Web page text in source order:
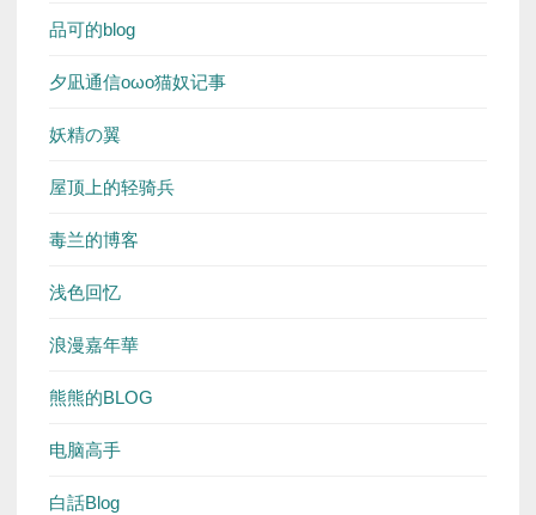
品可的blog
夕凪通信oωo猫奴记事
妖精の翼
屋顶上的轻骑兵
毒兰的博客
浅色回忆
浪漫嘉年華
熊熊的BLOG
电脑高手
白話Blog